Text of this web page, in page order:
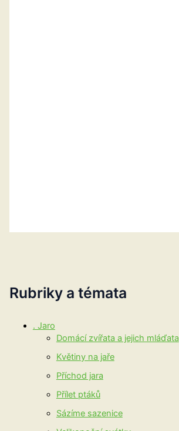
Rubriky a témata
. Jaro
Domácí zvířata a jejich mláďata
Květiny na jaře
Příchod jara
Přílet ptáků
Sázíme sazenice